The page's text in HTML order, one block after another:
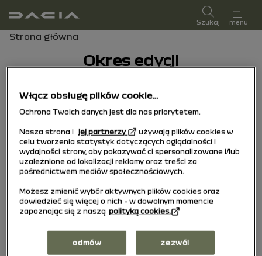
instrukcja obsługi
Szukaj menu
Ścieżka nawigacji
Strona główna
Okres edycji
Wybierz okres wydania odpowiadający dacie
30/01/2026do dzisiaj
13/01/2025do
Włącz obsługę plików cookie…
Ochrona Twoich danych jest dla nas priorytetem.
Nasza strona i jej partnerzy
używają plików cookies w
celu tworzenia statystyk dotyczących oglądalności i
wydajności strony, aby pokazywać ci spersonalizowane i/lub
uzależnione od lokalizacji reklamy oraz treści za
pośrednictwem mediów społecznościowych.
Możesz zmienić wybór aktywnych plików cookies oraz
dowiedzieć się więcej o nich - w dowolnym momencie
zapoznając się z naszą polityką cookies.
odmów zezwól